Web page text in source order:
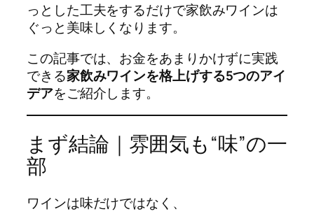
っとした工夫をするだけで家飲みワインは
ぐっと美味しくなります。
この記事では、お金をあまりかけずに実践
できる家飲みワインを格上げする5つのアイ
デアをご紹介します。
まず結論｜雰囲気も“味”の一
部
ワインは味だけではなく、